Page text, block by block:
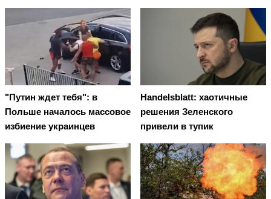
"Путин ждет тебя": в
Польше началось массовое
избиение украинцев
Handelsblatt: хаотичные
решения Зеленского
привели в тупик